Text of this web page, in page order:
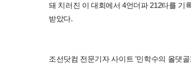
돼 치러진 이 대회에서 4언더파 212타를 기
받았다.
조선닷컴 전문기자 사이트 '민학수의 올댓